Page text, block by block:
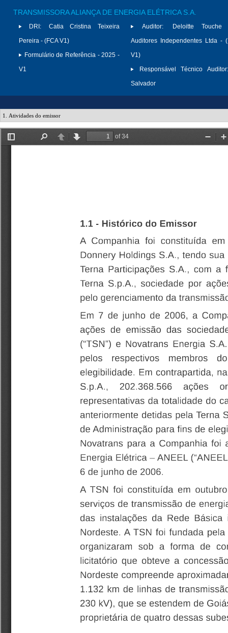
TRANSMISSORA ALIANÇA DE ENERGIA ELÉTRICA S.A.
DRI:
Catia Cristina Teixeira
Pereira - (FCA V1)
Formulário de Referência - 2025 -
V1
Auditor:
Deloitte Touche
Auditores Independentes Ltda -
V1)
Responsável Técnico Auditor:
Salvador